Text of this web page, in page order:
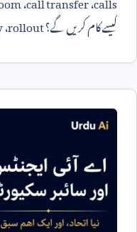
کیسے کام کریں گے؟rollout،